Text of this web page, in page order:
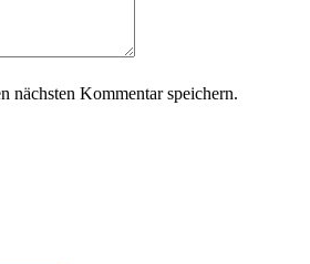
nächsten Kommentar speichern.